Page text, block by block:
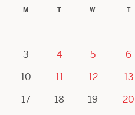
M T W T
3
4 5 6
10
11 12 13
17
18 19 20